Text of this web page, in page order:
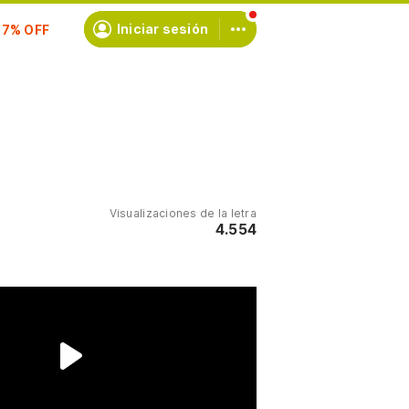
Iniciar sesión
Visualizaciones de la letra
4.554